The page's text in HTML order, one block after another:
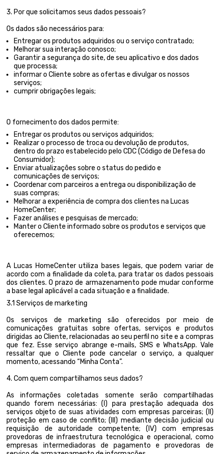
3. Por que solicitamos seus dados pessoais?
Os dados são necessários para:
Entregar os produtos adquiridos ou o serviço contratado;
Melhorar sua interação conosco;
Garantir a segurança do site, de seu aplicativo e dos dados
que processa;
informar o Cliente sobre as ofertas e divulgar os nossos
serviços;
cumprir obrigações legais;
O fornecimento dos dados permite:
Entregar os produtos ou serviços adquiridos;
Realizar o processo de troca ou devolução de produtos,
dentro do prazo estabelecido pelo CDC (Código de Defesa do
Consumidor);
Enviar atualizações sobre o status do pedido e
comunicações de serviços;
Coordenar com parceiros a entrega ou disponibilização de
suas compras;
Melhorar a experiência de compra dos clientes na Lucas
HomeCenter;
Fazer análises e pesquisas de mercado;
Manter o Cliente informado sobre os produtos e serviços que
oferecemos;
A Lucas HomeCenter utiliza bases legais, que podem variar de
acordo com a finalidade da coleta, para tratar os dados pessoais
dos clientes. O prazo de armazenamento pode mudar conforme
a base legal aplicável a cada situação e a finalidade.
3.1 Serviços de marketing
Os serviços de marketing são oferecidos por meio de
comunicações gratuitas sobre ofertas, serviços e produtos
dirigidas ao Cliente, relacionadas ao seu perfil no site e a compras
que fez. Esse serviço abrange e-mails, SMS e WhatsApp. Vale
ressaltar que o Cliente pode cancelar o serviço, a qualquer
momento, acessando “Minha Conta”.
4. Com quem compartilhamos seus dados?
As informações coletadas somente serão compartilhadas
quando forem necessárias: (I) para prestação adequada dos
serviços objeto de suas atividades com empresas parceiras; (II)
proteção em caso de conflito; (III) mediante decisão judicial ou
requisição de autoridade competente; (IV) com empresas
provedoras de infraestrutura tecnológica e operacional, como
empresas intermediadoras de pagamento e provedoras de